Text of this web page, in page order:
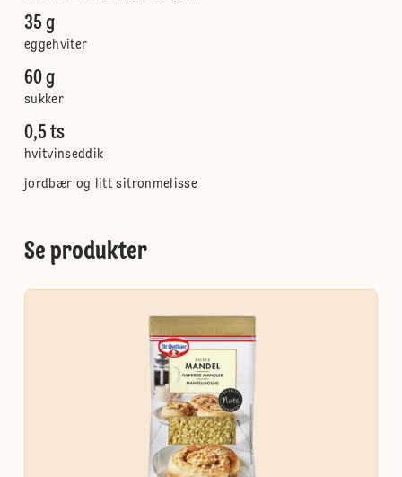
35 g
eggehviter
60 g
sukker
0,5 ts
hvitvinseddik
jordbær og litt sitronmelisse
Se produkter